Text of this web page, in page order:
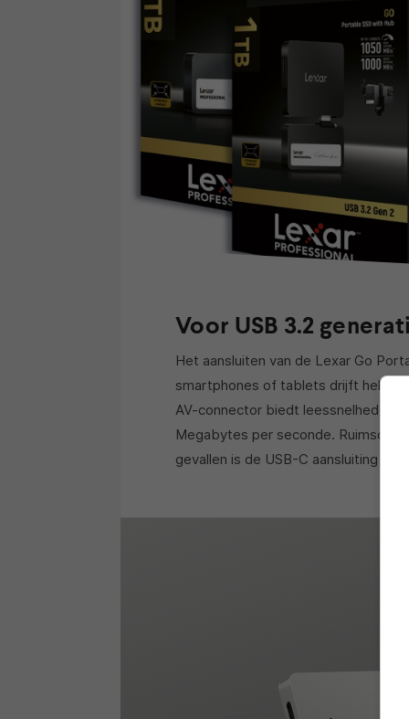
Voor USB 3.2
Het aansluiten van de Lexar Go
smartphones of tablets drijft
AV-connector biedt leessnelheden
Megabytes per seconde.
gevallen is de USB-C aansluiting